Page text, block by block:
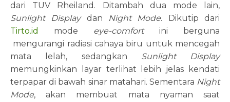
dari TUV Rheiland. Ditambah dua mode lain,
Sunlight Displaydan Night Mode. Dikutip dari
Tirto.id
mode eye-comfortini berguna
mengurangi radiasi cahaya biru untuk mencegah
mata lelah, sedangkan Sunlight Display
memungkinkan layar terlihat lebih jelas kendati
terpapar di bawah sinar matahari. Sementara Night
Mode, akan membuat mata nyaman saat